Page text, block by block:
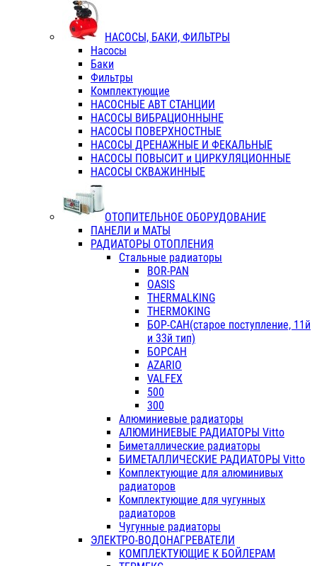
НАСОСЫ, БАКИ, ФИЛЬТРЫ
Насосы
Баки
Фильтры
Комплектующие
НАСОСНЫЕ АВТ СТАНЦИИ
НАСОСЫ ВИБРАЦИОННЫНЕ
НАСОСЫ ПОВЕРХНОСТНЫЕ
НАСОСЫ ДРЕНАЖНЫЕ И ФЕКАЛЬНЫЕ
НАСОСЫ ПОВЫСИТ и ЦИРКУЛЯЦИОННЫЕ
НАСОСЫ СКВАЖИННЫЕ
ОТОПИТЕЛЬНОЕ ОБОРУДОВАНИЕ
ПАНЕЛИ и МАТЫ
РАДИАТОРЫ ОТОПЛЕНИЯ
Стальные радиаторы
BOR-PAN
OASIS
THERMALKING
THERMOKING
БОР-САН(старое поступление, 11й
и 33й тип)
БОРСАН
AZARIO
VALFEX
500
300
Алюминиевые радиаторы
АЛЮМИНИЕВЫЕ РАДИАТОРЫ Vitto
Биметаллические радиаторы
БИМЕТАЛЛИЧЕСКИЕ РАДИАТОРЫ Vitto
Комплектующие для алюминивых
радиаторов
Комплектующие для чугунных
радиаторов
Чугунные радиаторы
ЭЛЕКТРО-ВОДОНАГРЕВАТЕЛИ
КОМПЛЕКТУЮЩИЕ К БОЙЛЕРАМ